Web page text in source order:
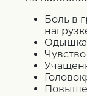
Боль в